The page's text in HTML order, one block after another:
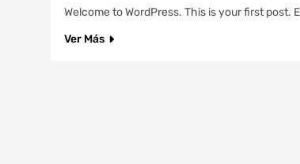
Welcome to WordPress. This is your first post.
Ver Más